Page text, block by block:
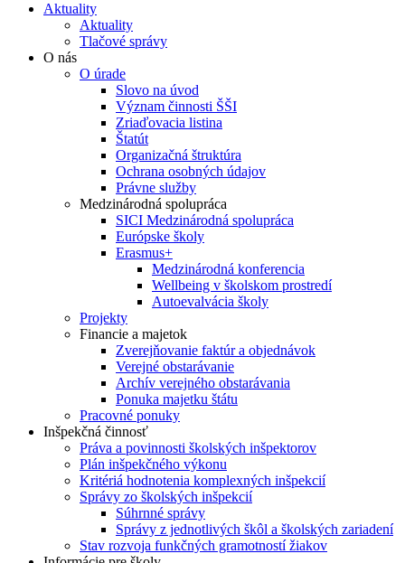
Aktuality
Aktuality
Tlačové správy
O nás
O úrade
Slovo na úvod
Význam činnosti ŠŠI
Zriaďovacia listina
Štatút
Organizačná štruktúra
Ochrana osobných údajov
Právne služby
Medzinárodná spolupráca
SICI Medzinárodná spolupráca
Európske školy
Erasmus+
Medzinárodná konferencia
Wellbeing v školskom prostredí
Autoevalvácia školy
Projekty
Financie a majetok
Zverejňovanie faktúr a objednávok
Verejné obstarávanie
Archív verejného obstarávania
Ponuka majetku štátu
Pracovné ponuky
Inšpekčná činnosť
Práva a povinnosti školských inšpektorov
Plán inšpekčného výkonu
Kritériá hodnotenia komplexných inšpekcií
Správy zo školských inšpekcií
Súhrnné správy
Správy z jednotlivých škôl a školských zariadení
Stav rozvoja funkčných gramotností žiakov